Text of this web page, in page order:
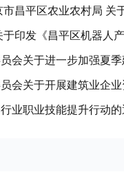
会关于开展建筑业企
业职业技能提升行动